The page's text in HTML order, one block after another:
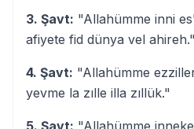
3. Şavt: "Allahümme inni
afiyete fid dünya vel ahireh."
4. Şavt: "Allahümme
yevme la zılle illa zıllük."